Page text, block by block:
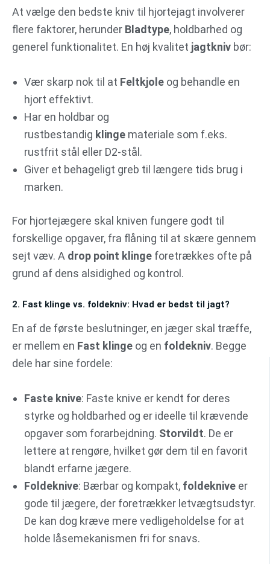
At vælge den bedste kniv til hjortejagt involverer
flere faktorer, herunder Bladtype, holdbarhed og
generel funktionalitet. En høj kvalitet jagtkniv bør:
Vær skarp nok til at Feltkjole og behandle en
hjort effektivt.
Har en holdbar og
rustbestandig klinge materiale som f.eks.
rustfrit stål eller D2-stål.
Giver et behageligt greb til længere tids brug i
marken.
For hjortejægere skal kniven fungere godt til
forskellige opgaver, fra flåning til at skære gennem
sejt væv. A drop point klinge foretrækkes ofte på
grund af dens alsidighed og kontrol.
2. Fast klinge vs. foldekniv: Hvad er bedst til jagt?
En af de første beslutninger, en jæger skal træffe,
er mellem en Fast klinge og en foldekniv. Begge
dele har sine fordele:
Faste knive: Faste knive er kendt for deres
styrke og holdbarhed og er ideelle til krævende
opgaver som forarbejdning. Storvildt. De er
lettere at rengøre, hvilket gør dem til en favorit
blandt erfarne jægere.
Foldeknive: Bærbar og kompakt, foldeknive er
gode til jægere, der foretrækker letvægtsudstyr.
De kan dog kræve mere vedligeholdelse for at
holde låsemekanismen fri for snavs.